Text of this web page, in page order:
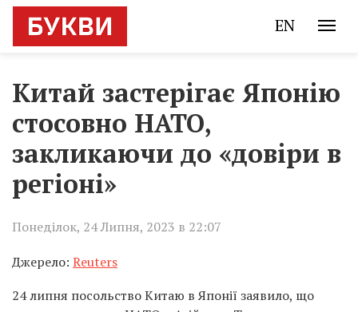
EN
Китай застерігає Японію
стосовно НАТО,
закликаючи до «довіри в
регіоні»
Понеділок, 24 Липня, 2023 в 22:07
Джерело: Reuters
24 липня посольство Китаю в Японії заявило, що